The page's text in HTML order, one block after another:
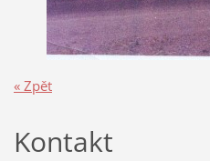
« Zpět
Kontakt